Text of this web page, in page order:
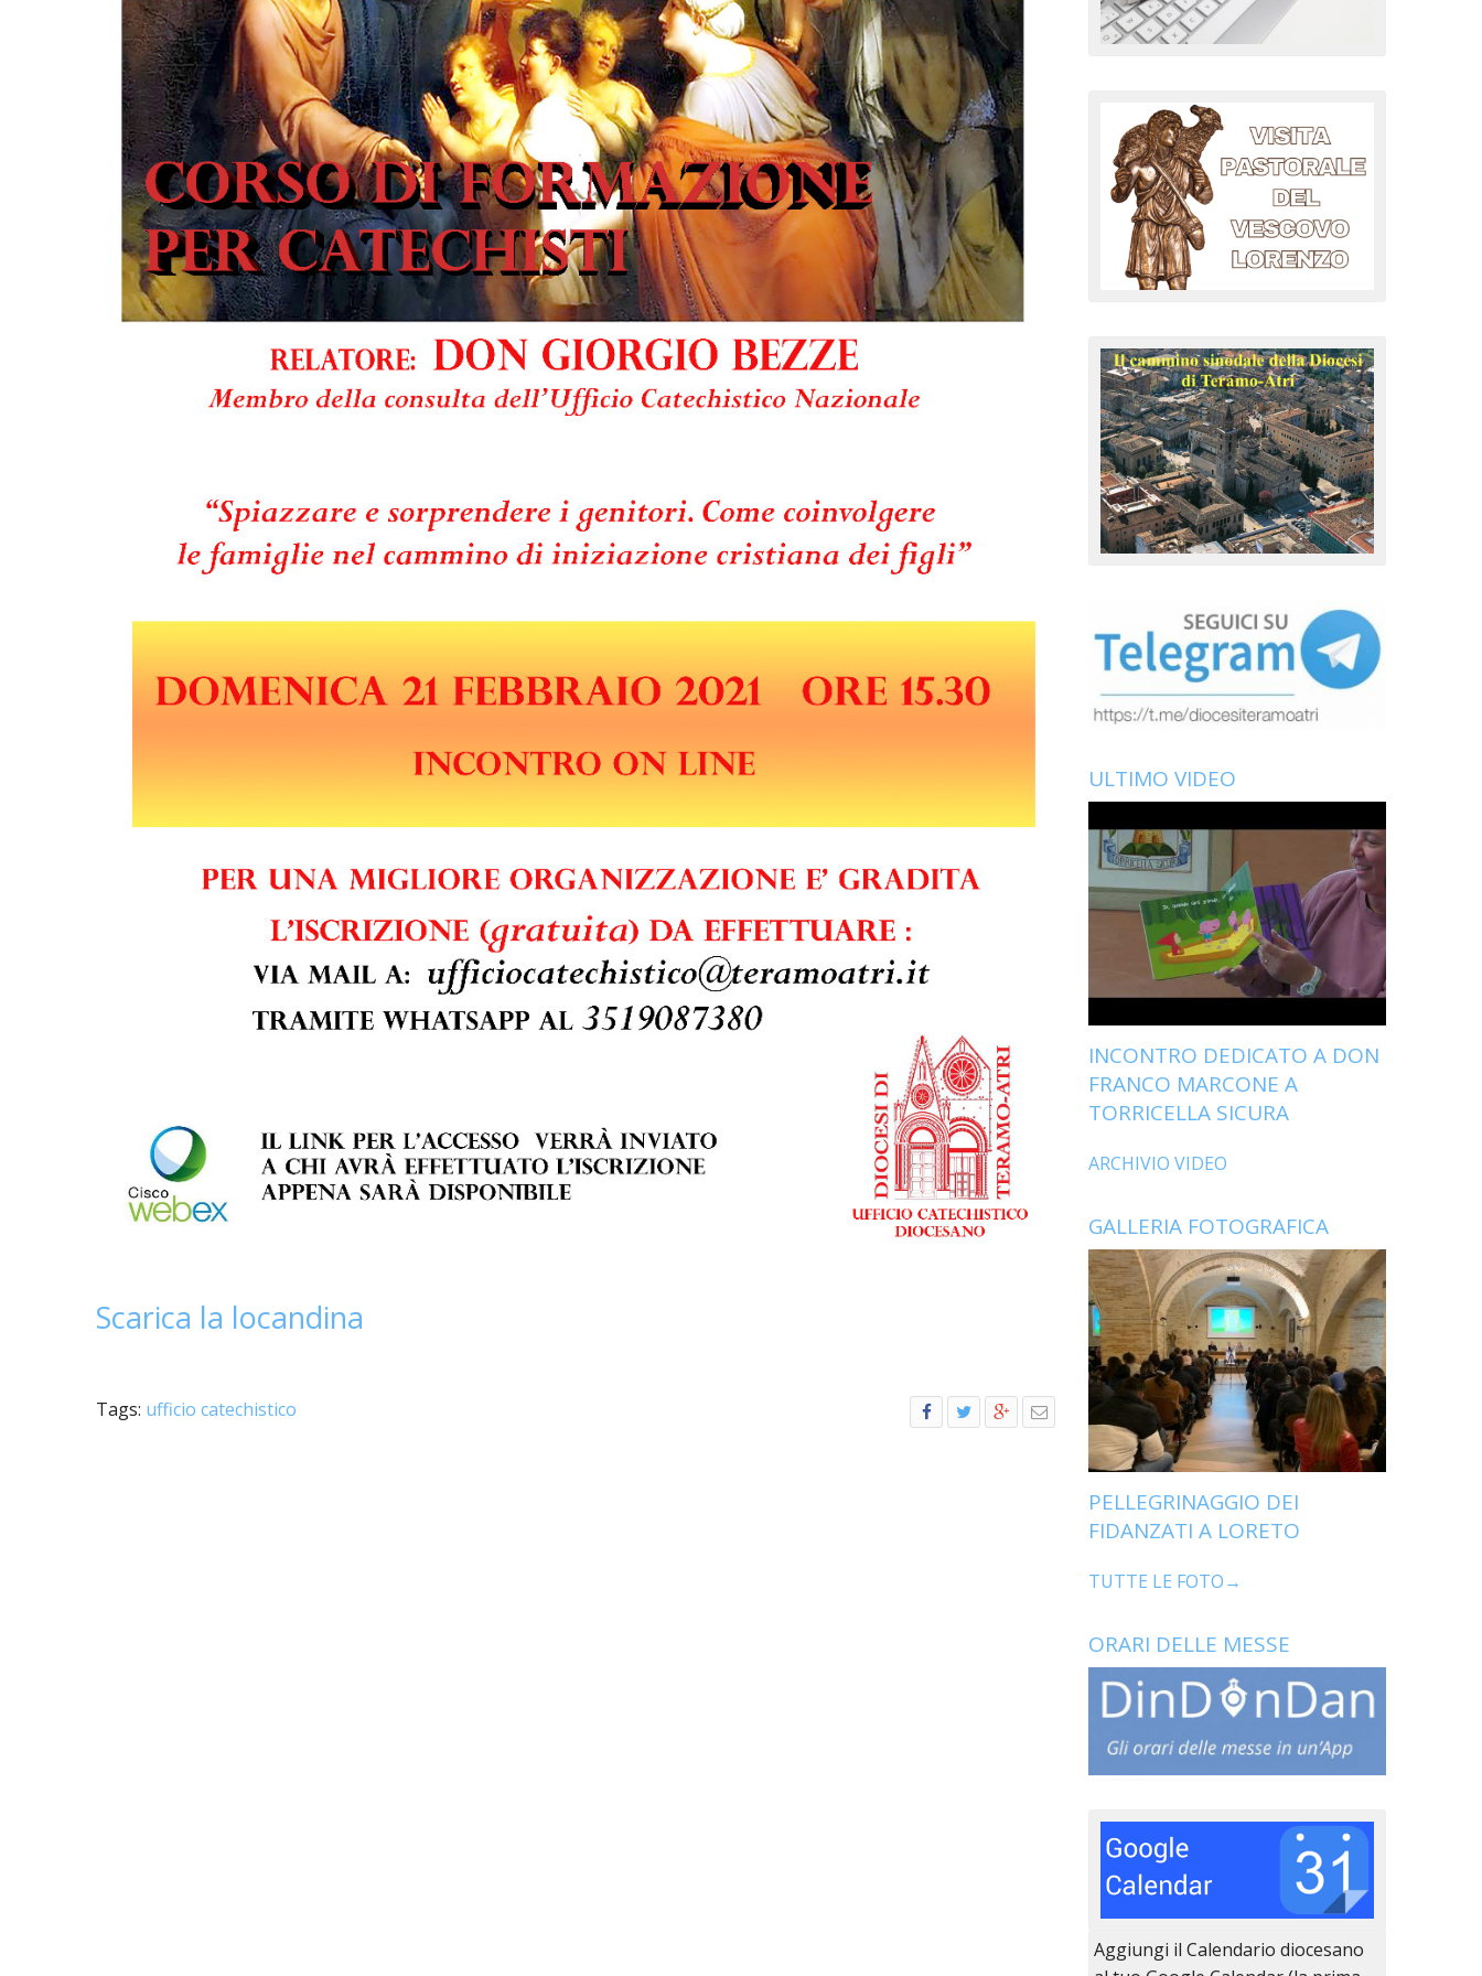
EVANGELIZZAZIONE DELLA CULTURA
PASTORALE SCOLASTICA
PASTORALE UNIVERSITARIA
INSEGNAMENTO RELIGIONE CATTOLICA
UFFICIO LITURGICO
MIGRANTES
PASTORALE DELLA FAMIGLIA
PASTORALE DELLA SALUTE
PASTORALE GIOVANILE
LAICATO
UFFICIO PER I PELLEGRINAGGI
TRIBUNALE ECCLESIASTICO DIOCESANO APRUTINO
UNITALSI
Scarica la locandina
Tags: ufficio catechistico
ULTIMO VIDEO
INCONTRO DEDICATO A DON
FRANCO MARCONE A
TORRICELLA SICURA
ARCHIVIO VIDEO
GALLERIA FOTOGRAFICA
PELLEGRINAGGIO DEI
FIDANZATI A LORETO
TUTTE LE FOTO→
ORARI DELLE MESSE
Aggiungi il Calendario diocesano